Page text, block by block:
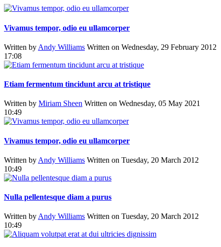
Vivamus tempor, odio eu ullamcorper
Written by Andy Williams Written on Wednesday, 29 February 2012
17:08
Etiam fermentum tincidunt arcu at tristique
Written by Miriam Sheen Written on Wednesday, 05 May 2021
10:49
Vivamus tempor, odio eu ullamcorper
Written by Andy Williams Written on Tuesday, 20 March 2012
10:49
Nulla pellentesque diam a purus
Written byAndy Williams Written on Tuesday, 20 March 2012
10:49